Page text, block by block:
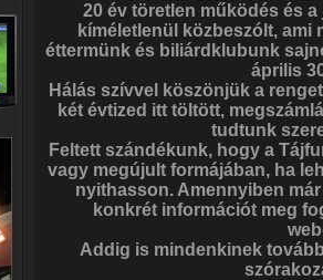
20 év töretlen működés és
kíméletlenül közbeszólt,
éttermünk és biliárdklubunk
április
Hálás szívvel köszönjük a
két évtized itt töltött,
tudtunk
Feltett szándékunk, hogy a
vagy megújult formájában, ha
nyithasson. Amennyiben
konkrét információt meg
Addig is mindenkinek